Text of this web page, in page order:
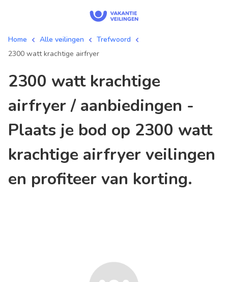
Home Alle veilingen
Trefwoord
2300 watt krachtige airfryer
2300 watt krachtige
airfryer / aanbiedingen -
Plaats je bod op 2300 watt
krachtige airfryer veilingen
en profiteer van korting.